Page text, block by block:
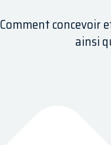
Comment concevoir
ainsi